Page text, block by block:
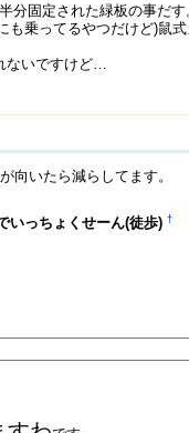
分固定された緑板の事だ
も乗ってるやつだけど)鼠
ないですけど…
向いたら減らしてます。
いっちょくせーん(徒歩)†